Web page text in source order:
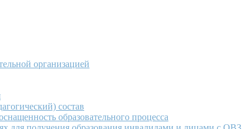
организацией
состав
образовательного процесса